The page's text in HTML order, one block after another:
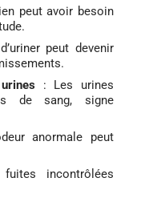
peut avoir besoin
peut devenir
: Les urines
de sang, signe
anormale peut
incontrôlées